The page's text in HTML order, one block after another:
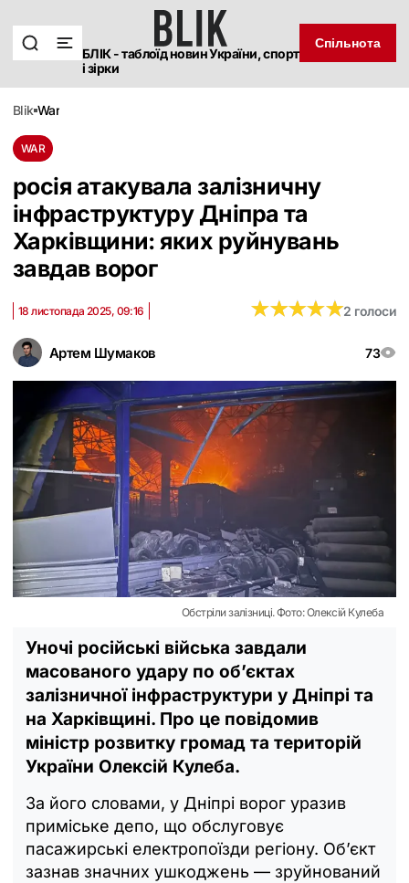
БЛІК - таблоїд новин України, спорт
і зірки
Спільнота
blik war
WAR
росія атакувала залізничну
інфраструктуру Дніпра та
Харківщини: яких руйнувань
завдав ворог
Артем Шумаков 73
18 листопада 2025, 09:16 ★★★★★
★★★★★2 голоси
Обстріли залізниці. Фото: Олексій Кулеба
Уночі російські війська завдали
масованого удару по об’єктах
залізничної інфраструктури у Дніпрі та
на Харківщині. Про це повідомив
міністр розвитку громад та територій
України Олексій Кулеба.
За його словами, у Дніпрі ворог уразив
приміське депо, що обслуговує
пасажирські електропоїзди регіону. Об’єкт
зазнав значних ушкоджень — зруйнований